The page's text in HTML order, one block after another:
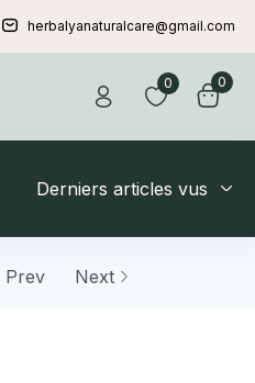
herbalyanaturalcare@gmail.com
0 0
Derniers articles vus
Prev Next